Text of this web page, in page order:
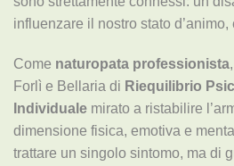
influenzare il nostro stato d’animo,
Come naturopata professionista
Forlì e Bellaria di Riequilibrio
Individuale mirato a ristabilire
dimensione fisica, emotiva e
trattare un singolo sintomo, ma di